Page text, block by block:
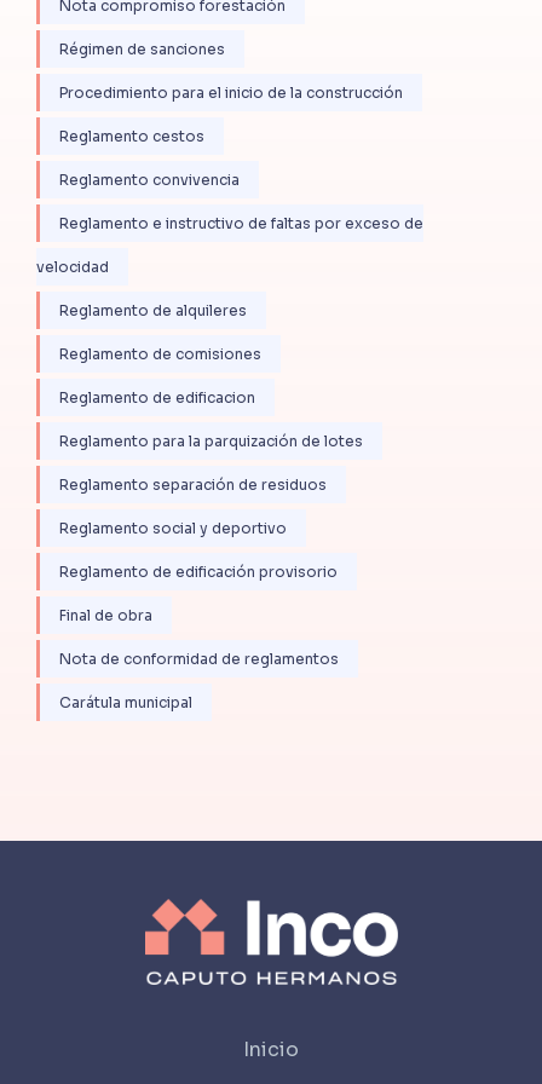
Nota compromiso forestación
Régimen de sanciones
Procedimiento para el inicio de la construcción
Reglamento cestos
Reglamento convivencia
Reglamento e instructivo de faltas por exceso de
velocidad
Reglamento de alquileres
Reglamento de comisiones
Reglamento de edificacion
Reglamento para la parquización de lotes
Reglamento separación de residuos
Reglamento social y deportivo
Reglamento de edificación provisorio
Final de obra
Nota de conformidad de reglamentos
Carátula municipal
Inicio